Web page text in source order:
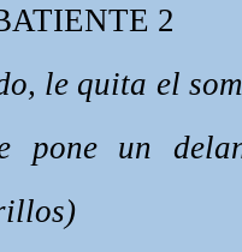
2
le quita el
pone un